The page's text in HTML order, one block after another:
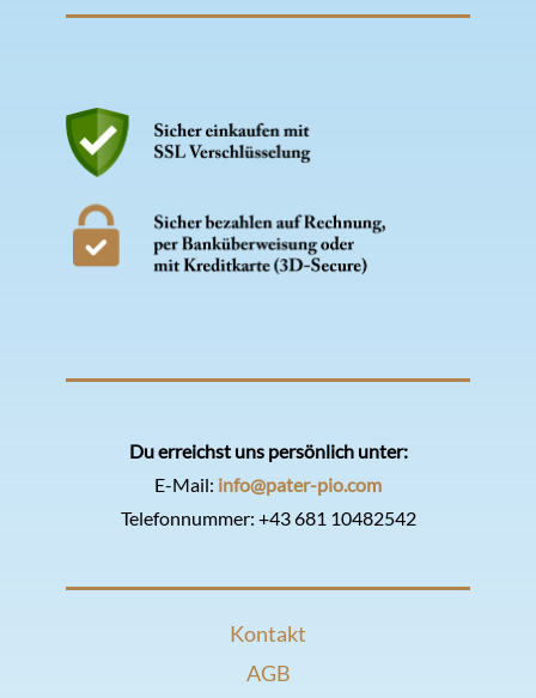
Du erreichst uns persönlich unter:
E-Mail: info@pater-pio.com
Telefonnummer: +43 681 10482542
Kontakt
AGB